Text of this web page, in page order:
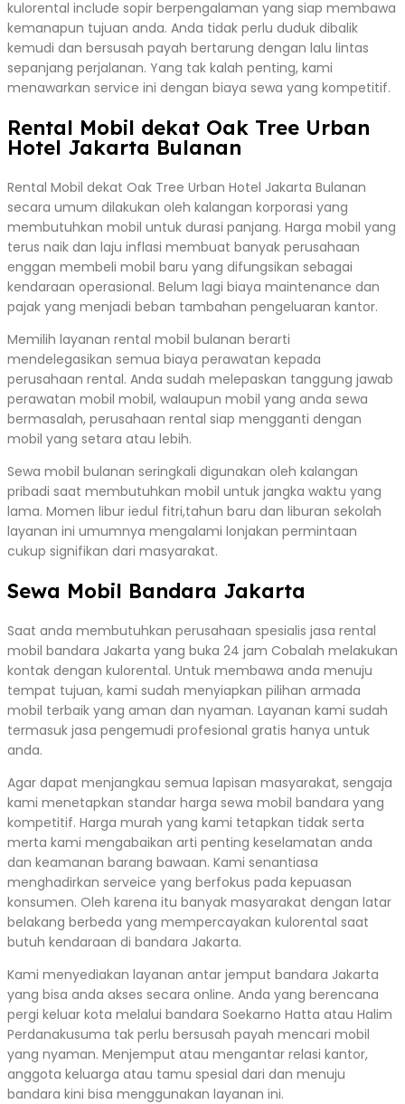
kulorental include sopir berpengalaman yang siap membawa
kemanapun tujuan anda. Anda tidak perlu duduk dibalik
kemudi dan bersusah payah bertarung dengan lalu lintas
sepanjang perjalanan. Yang tak kalah penting, kami
menawarkan service ini dengan biaya sewa yang kompetitif.
Rental Mobil dekat Oak Tree Urban
Hotel Jakarta Bulanan
Rental Mobil dekat Oak Tree Urban Hotel Jakarta Bulanan
secara umum dilakukan oleh kalangan korporasi yang
membutuhkan mobil untuk durasi panjang. Harga mobil yang
terus naik dan laju inflasi membuat banyak perusahaan
enggan membeli mobil baru yang difungsikan sebagai
kendaraan operasional. Belum lagi biaya maintenance dan
pajak yang menjadi beban tambahan pengeluaran kantor.
Memilih layanan rental mobil bulanan berarti
mendelegasikan semua biaya perawatan kepada
perusahaan rental. Anda sudah melepaskan tanggung jawab
perawatan mobil mobil, walaupun mobil yang anda sewa
bermasalah, perusahaan rental siap mengganti dengan
mobil yang setara atau lebih.
Sewa mobil bulanan seringkali digunakan oleh kalangan
pribadi saat membutuhkan mobil untuk jangka waktu yang
lama. Momen libur iedul fitri,tahun baru dan liburan sekolah
layanan ini umumnya mengalami lonjakan permintaan
cukup signifikan dari masyarakat.
Sewa Mobil Bandara Jakarta
Saat anda membutuhkan perusahaan spesialis jasa rental
mobil bandara Jakarta yang buka 24 jam Cobalah melakukan
kontak dengan kulorental. Untuk membawa anda menuju
tempat tujuan, kami sudah menyiapkan pilihan armada
mobil terbaik yang aman dan nyaman. Layanan kami sudah
termasuk jasa pengemudi profesional gratis hanya untuk
anda.
Agar dapat menjangkau semua lapisan masyarakat, sengaja
kami menetapkan standar harga sewa mobil bandara yang
kompetitif. Harga murah yang kami tetapkan tidak serta
merta kami mengabaikan arti penting keselamatan anda
dan keamanan barang bawaan. Kami senantiasa
menghadirkan serveice yang berfokus pada kepuasan
konsumen. Oleh karena itu banyak masyarakat dengan latar
belakang berbeda yang mempercayakan kulorental saat
butuh kendaraan di bandara Jakarta.
Kami menyediakan layanan antar jemput bandara Jakarta
yang bisa anda akses secara online. Anda yang berencana
pergi keluar kota melalui bandara Soekarno Hatta atau Halim
Perdanakusuma tak perlu bersusah payah mencari mobil
yang nyaman. Menjemput atau mengantar relasi kantor,
anggota keluarga atau tamu spesial dari dan menuju
bandara kini bisa menggunakan layanan ini.